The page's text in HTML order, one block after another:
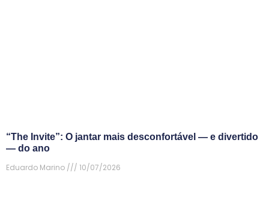
“The Invite”: O jantar mais desconfortável — e divertido
— do ano
Eduardo Marino
10/07/2026